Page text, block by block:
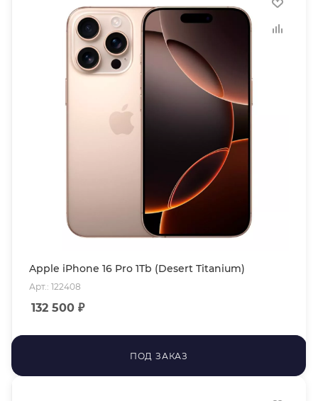
Apple iPhone 16 Pro 1Tb (Desert Titanium)
Арт.: 122408
132 500 ₽
ПОД ЗАКАЗ